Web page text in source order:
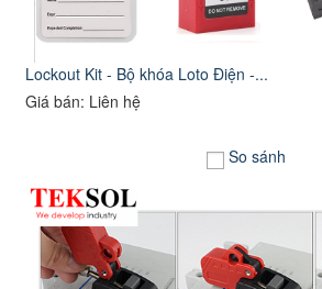
Lockout Kit - Bộ khóa Loto Điện -...
Giá bán: Liên hệ
So sánh